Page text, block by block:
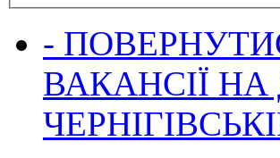
-
ВАКАНСІЇ